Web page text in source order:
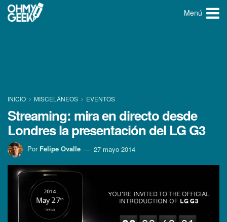
Menú
INICIO MISCELÁNEOS EVENTOS
Streaming: mira en directo desde
Londres la presentación del LG G3
Por Felipe Ovalle 27 mayo 2014